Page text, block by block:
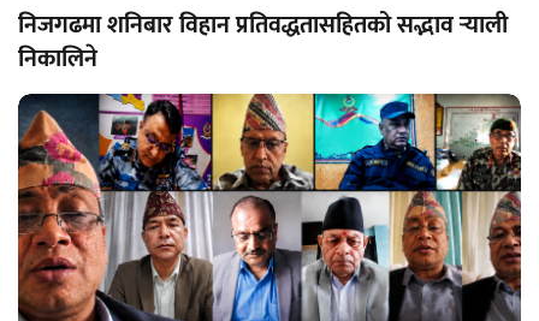
निजगढमा शनिबार विहान प्रतिवद्धतासहितको सद्भाव र्‍याली
निकालिने